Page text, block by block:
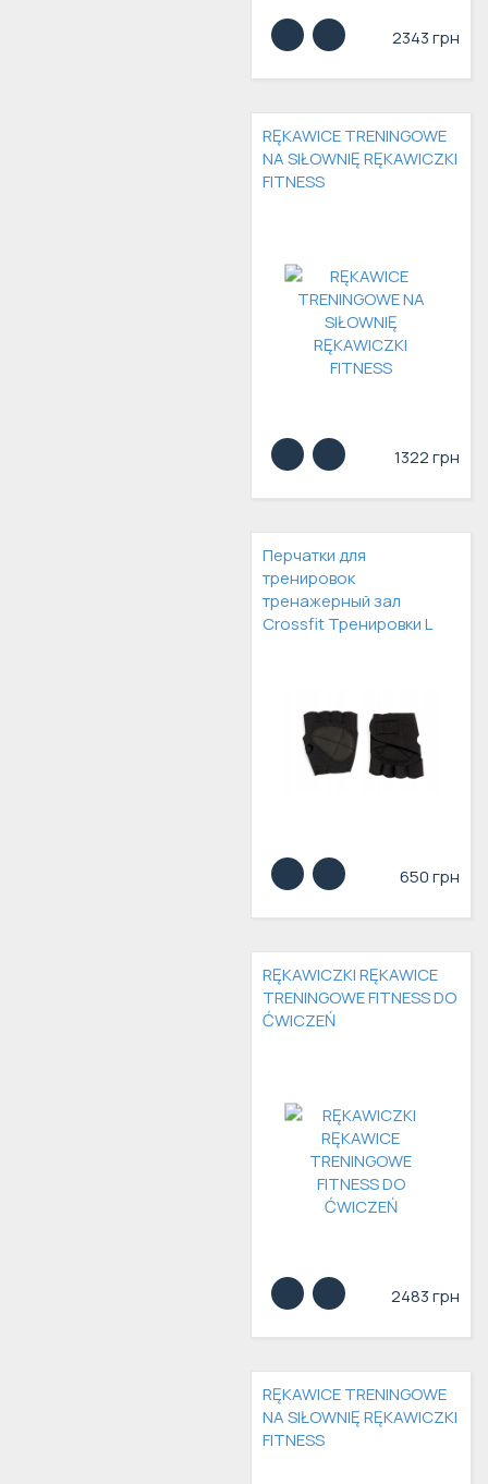
2343 грн
RĘKAWICE TRENINGOWE
NA SIŁOWNIĘ RĘKAWICZKI
FITNESS
1322 грн
Перчатки для
тренировок
тренажерный зал
Crossfit Тренировки L
650 грн
RĘKAWICZKI RĘKAWICE
TRENINGOWE FITNESS DO
ĆWICZEŃ
2483 грн
RĘKAWICE TRENINGOWE
NA SIŁOWNIĘ RĘKAWICZKI
FITNESS